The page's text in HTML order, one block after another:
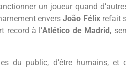
un joueur quand
enversJoão Félixrefait
record à l’Atlético de Madrid,
du public, d’être humains, et